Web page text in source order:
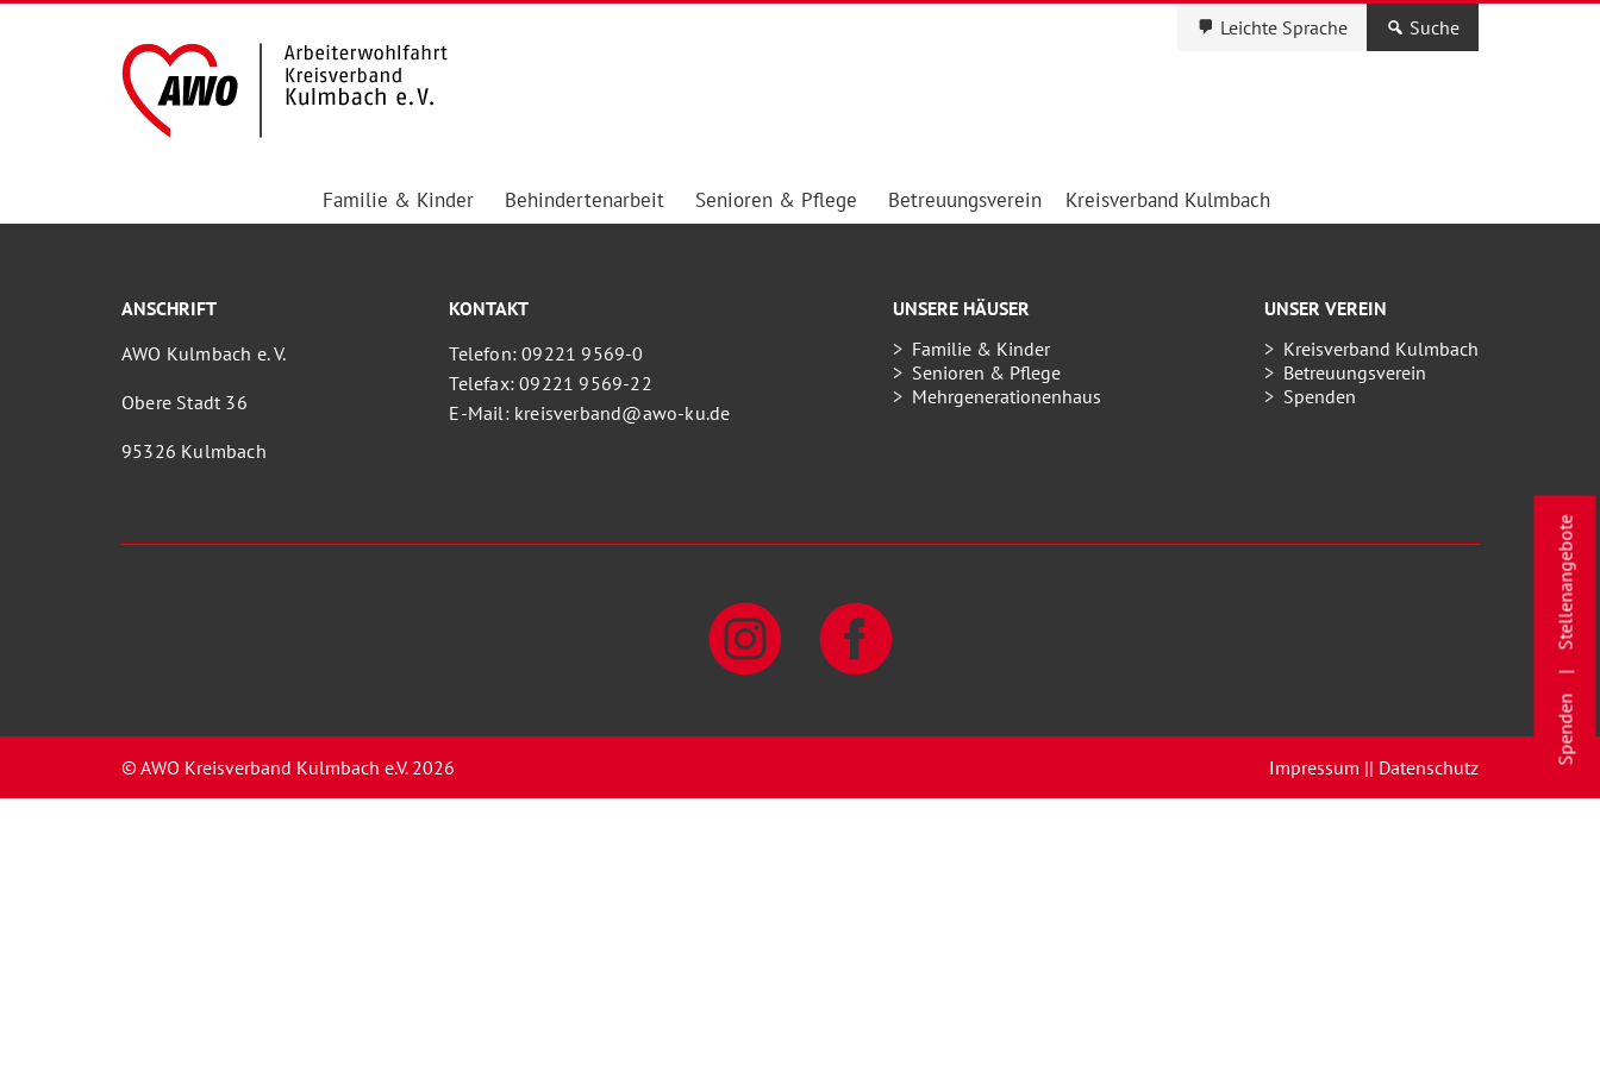
Leichte Sprache Suche
Familie & Kinder Behindertenarbeit Senioren & Pflege Betreuungsverein Kreisverband Kulmbach
ANSCHRIFT
AWO Kulmbach e. V.
Obere Stadt 36
95326 Kulmbach
KONTAKT
Telefon: 09221 9569-0
Telefax: 09221 9569-22
E-Mail: kreisverband@awo-ku.de
UNSERE HÄUSER
Familie & Kinder
Senioren & Pflege
Mehrgenerationenhaus
UNSER VEREIN
Kreisverband Kulmbach
Betreuungsverein
Spenden
© AWO Kreisverband Kulmbach e.V. 2026 Impressum || Datenschutz
Spenden
Stellenangebote